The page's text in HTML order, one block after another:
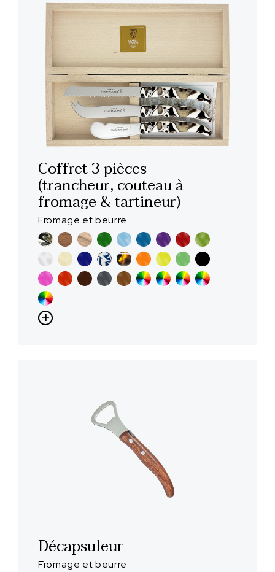
Coffret 3 pièces
(trancheur, couteau à
fromage & tartineur)
Fromage et beurre
Décapsuleur
Fromage et beurre